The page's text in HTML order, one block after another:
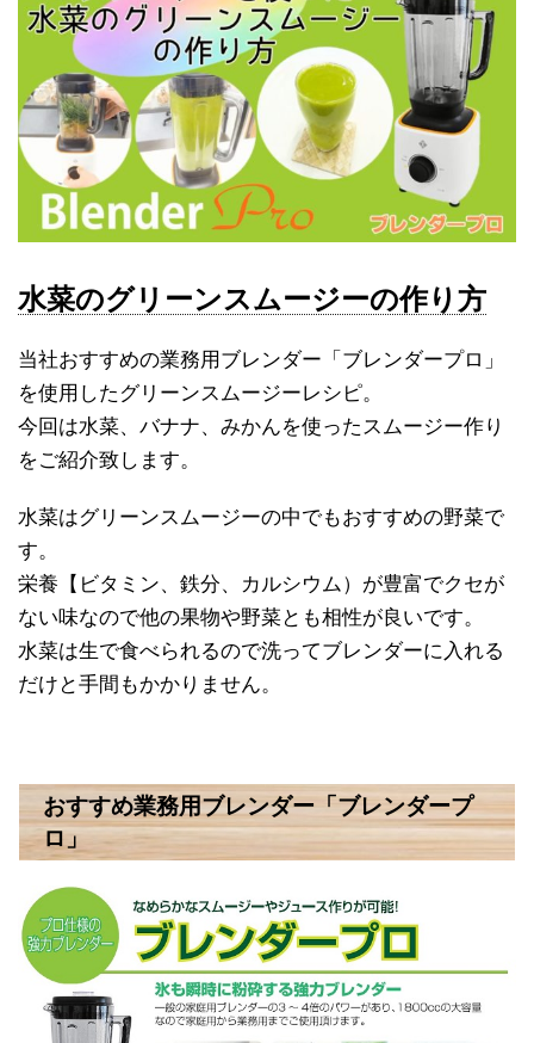
水菜のグリーンスムージーの作り方
当社おすすめの業務用ブレンダー「ブレンダープロ」
を使用したグリーンスムージーレシピ。
今回は水菜、バナナ、みかんを使ったスムージー作り
をご紹介致します。
水菜はグリーンスムージーの中でもおすすめの野菜で
す。
栄養【ビタミン、鉄分、カルシウム）が豊富でクセが
ない味なので他の果物や野菜とも相性が良いです。
水菜は生で食べられるので洗ってブレンダーに入れる
だけと手間もかかりません。
おすすめ業務用ブレンダー「ブレンダープ
ロ」